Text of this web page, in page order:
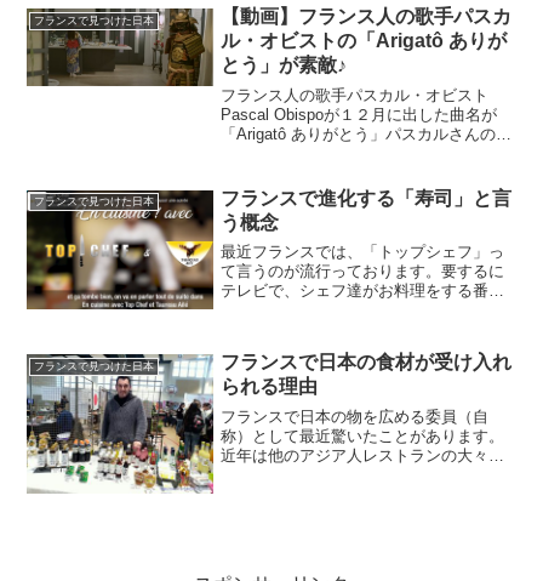
客であふれていて、一度は訪れてみたい
憧れの場所。でも、、日本か...
フランスで見つけた日本
【動画】フランス人の歌手パスカ
ル・オビストの「Arigatô ありが
とう」が素敵♪
フランス人の歌手パスカル・オビスト
Pascal Obispoが１２月に出した曲名が
「Arigatô ありがとう」パスカルさんの友
インスピレーションを得た曲だそうで
す。ビ...
フランスで見つけた日本
フランスで進化する「寿司」と言
う概念
最近フランスでは、「トップシェフ」っ
て言うのが流行っております。要するに
テレビで、シェフ達がお料理をする番組
ります。スーパーでも「トップシェフ」
イベントと称して、お料理...
フランスで見つけた日本
フランスで日本の食材が受け入れ
られる理由
フランスで日本の物を広める委員（自
称）として最近驚いたことがあります。
近年は他のアジア人レストランの大々的